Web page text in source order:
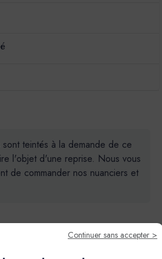
teintés à la demande de ce
l'objet d'une reprise. Nous vous
de commander nos nuanciers et
Continuer sans accepter >